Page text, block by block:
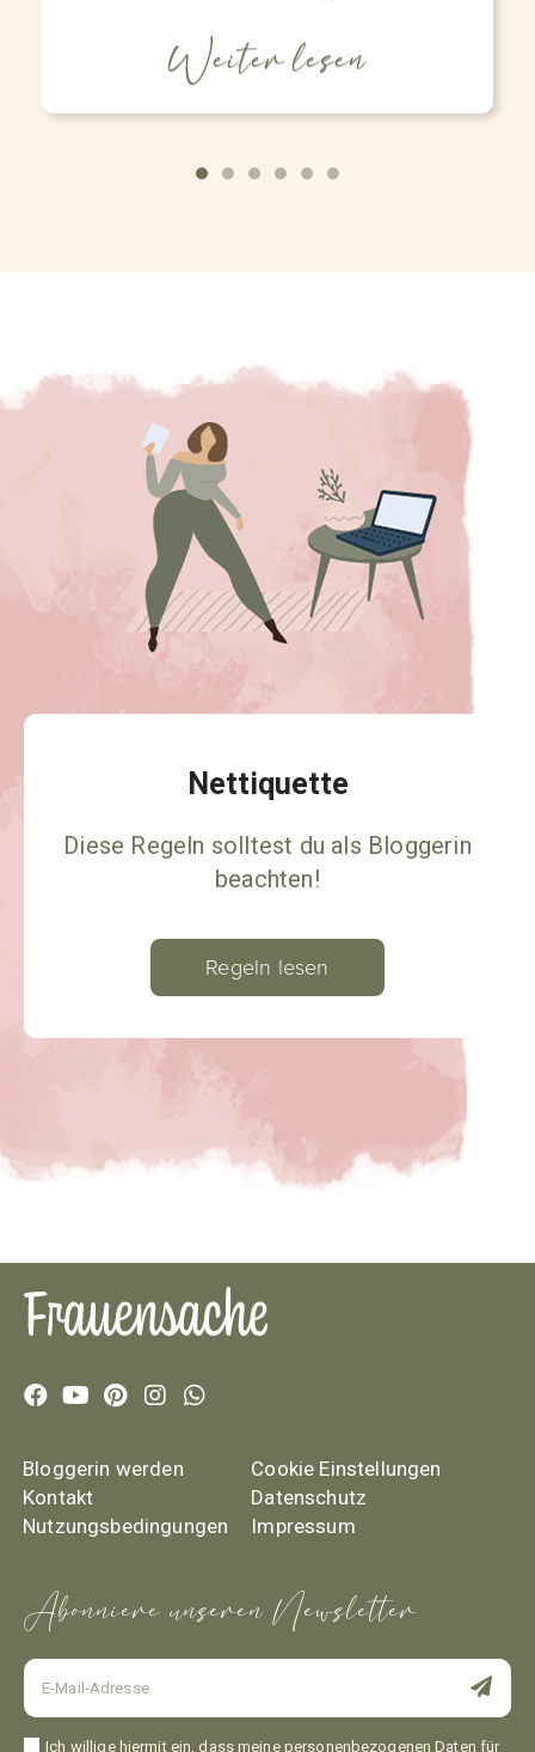
Weiter lesen
Nettiquette
Diese Regeln solltest du als Bloggerin
beachten!
Regeln lesen
Bloggerin werden
Kontakt
Nutzungsbedingungen
Cookie Einstellungen
Datenschutz
Impressum
Abonniere unseren Newsletter
Ich willige hiermit ein, dass meine personenbezogenen Daten für